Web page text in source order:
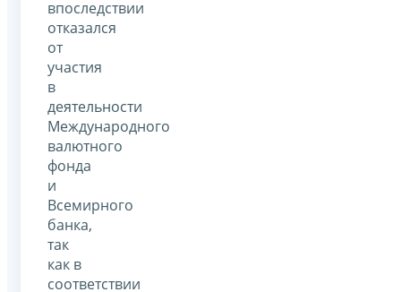
впоследствии
отказался
от
участия
в
деятельности
Международного
валютного
фонда
и
Всемирного
банка,
так
как в
соответствии